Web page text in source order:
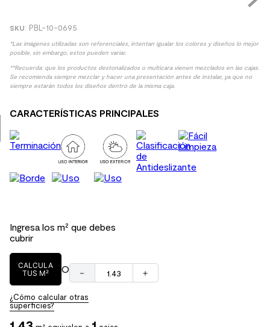
: PBL-10-0695
*Las imágenes utilizadas son referenciales, intentan igualar los colores y diseños lo mejor
posible, sin embargo, estos pueden variar.
**Recuerda: que los productos destonalizados o multicara vienen mezclados en las cajas.
Se recomienda siempre mezclar y hacer una presentación antes de instalar, ya que no
siempre estarán todos los diseños dentro de la misma caja.
CARACTERÍSTICAS PRINCIPALES
Ingresa los m² que debes
cubrir
CALCULA
TUS M²
O ＋
－
¿Cómo calcular otras
superficies?